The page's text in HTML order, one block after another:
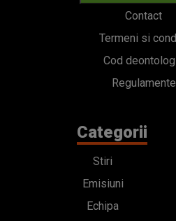
Contact
Termeni si
Cod
Regulamente
Categorii
Stiri
Emisiuni
Echipa